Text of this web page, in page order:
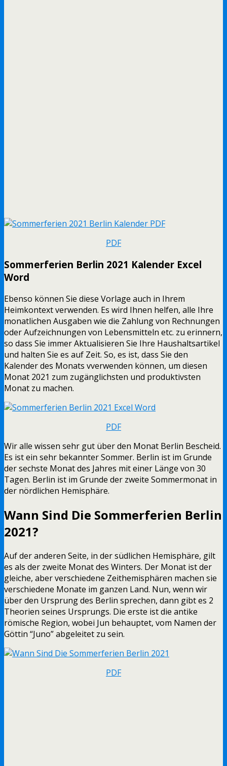
PDF
Sommerferien Berlin 2021 Kalender Excel
Word
Ebenso können Sie diese Vorlage auch in Ihrem
Heimkontext verwenden. Es wird Ihnen helfen, alle Ihre
monatlichen Ausgaben wie die Zahlung von Rechnungen
oder Aufzeichnungen von Lebensmitteln etc. zu erinnern,
so dass Sie immer Aktualisieren Sie Ihre Haushaltsartikel
und halten Sie es auf Zeit. So, es ist, dass Sie den
Kalender des Monats vverwenden können, um diesen
Monat 2021 zum zugänglichsten und produktivsten
Monat zu machen.
PDF
Wir alle wissen sehr gut über den Monat Berlin Bescheid.
Es ist ein sehr bekannter Sommer. Berlin ist im Grunde
der sechste Monat des Jahres mit einer Länge von 30
Tagen. Berlin ist im Grunde der zweite Sommermonat in
der nördlichen Hemisphäre.
Wann Sind Die Sommerferien Berlin
2021?
Auf der anderen Seite, in der südlichen Hemisphäre, gilt
es als der zweite Monat des Winters. Der Monat ist der
gleiche, aber verschiedene Zeithemisphären machen sie
verschiedene Monate im ganzen Land. Nun, wenn wir
über den Ursprung des Berlin sprechen, dann gibt es 2
Theorien seines Ursprungs. Die erste ist die antike
römische Region, wobei Jun behauptet, vom Namen der
Göttin “Juno” abgeleitet zu sein.
PDF